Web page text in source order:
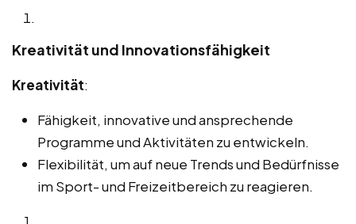
Kreativität und Innovationsfähigkeit
Kreativität:
Fähigkeit, innovative und ansprechende
Programme und Aktivitäten zu entwickeln.
Flexibilität, um auf neue Trends und Bedürfnisse
im Sport- und Freizeitbereich zu reagieren.